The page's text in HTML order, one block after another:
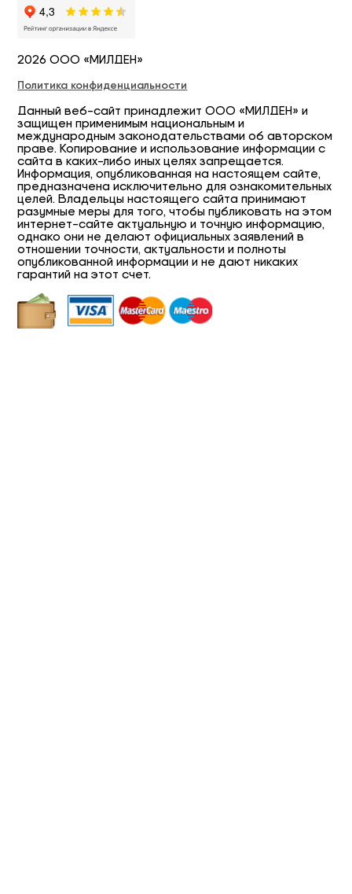
2026 ООО «МИЛДЕН»
Политика конфиденциальности
Данный веб-сайт принадлежит ООО «МИЛДЕН» и
защищен применимым национальным и
международным законодательствами об авторском
праве. Копирование и использование информации с
сайта в каких-либо иных целях запрещается.
Информация, опубликованная на настоящем сайте,
предназначена исключительно для ознакомительных
целей. Владельцы настоящего сайта принимают
разумные меры для того, чтобы публиковать на этом
интернет-сайте актуальную и точную информацию,
однако они не делают официальных заявлений в
отношении точности, актуальности и полноты
опубликованной информации и не дают никаких
гарантий на этот счет.